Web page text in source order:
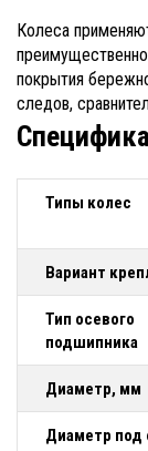
Колеса
покрытия
следов,
Типы колес
Вариант
Тип осевого
подшипника
Диаметр, мм
Диаметр под